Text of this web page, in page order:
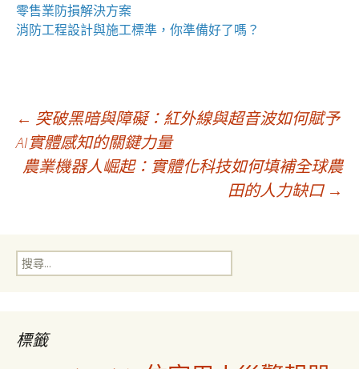
零售業防損解決方案
消防工程設計與施工標準，你準備好了嗎？
文
章
覽
← 突破黑暗與障礙：紅外線與超音波如何賦予
AI實體感知的關鍵力量
農業機器人崛起：實體化科技如何填補全球農
田的人力缺口 →
搜
尋
標籤